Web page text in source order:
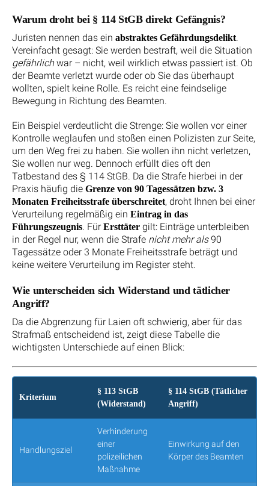
Warum droht bei § 114 StGB direkt Gefängnis?
Juristen nennen das ein abstraktes Gefährdungsdelikt.
Vereinfacht gesagt: Sie werden bestraft, weil die Situation
gefährlichwar – nicht, weil wirklich etwas passiert ist. Ob
der Beamte verletzt wurde oder ob Sie das überhaupt
wollten, spielt keine Rolle. Es reicht eine feindselige
Bewegung in Richtung des Beamten.
Ein Beispiel verdeutlicht die Strenge: Sie wollen vor einer
Kontrolle weglaufen und stoßen einen Polizisten zur Seite,
um den Weg frei zu haben. Sie wollen ihn nicht verletzen,
Sie wollen nur weg. Dennoch erfüllt dies oft den
Tatbestand des § 114 StGB. Da die Strafe hierbei in der
Praxis häufig die Grenze von 90 Tagessätzen bzw. 3
Monaten Freiheitsstrafe überschreitet, droht Ihnen bei einer
Verurteilung regelmäßig ein Eintrag in das
Führungszeugnis. Für Ersttäter gilt: Einträge unterbleiben
in der Regel nur, wenn die Strafe nicht mehr als90
Tagessätze oder 3 Monate Freiheitsstrafe beträgt und
keine weitere Verurteilung im Register steht.
Wie unterscheiden sich Widerstand und tätlicher
Angriff?
Da die Abgrenzung für Laien oft schwierig, aber für das
Strafmaß entscheidend ist, zeigt diese Tabelle die
wichtigsten Unterschiede auf einen Blick:
Kriterium
§ 113 StGB
(Widerstand)
§ 114 StGB (Tätlicher
Angriff)
Handlungsziel
Verhinderung
einer
polizeilichen
Maßnahme
Einwirkung auf den
Körper des Beamten